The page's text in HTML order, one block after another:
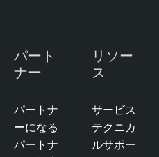
t
パート
ナー
パートナ
ーになる
パートナ
リソー
ス
サービス
テクニカ
ルサポー